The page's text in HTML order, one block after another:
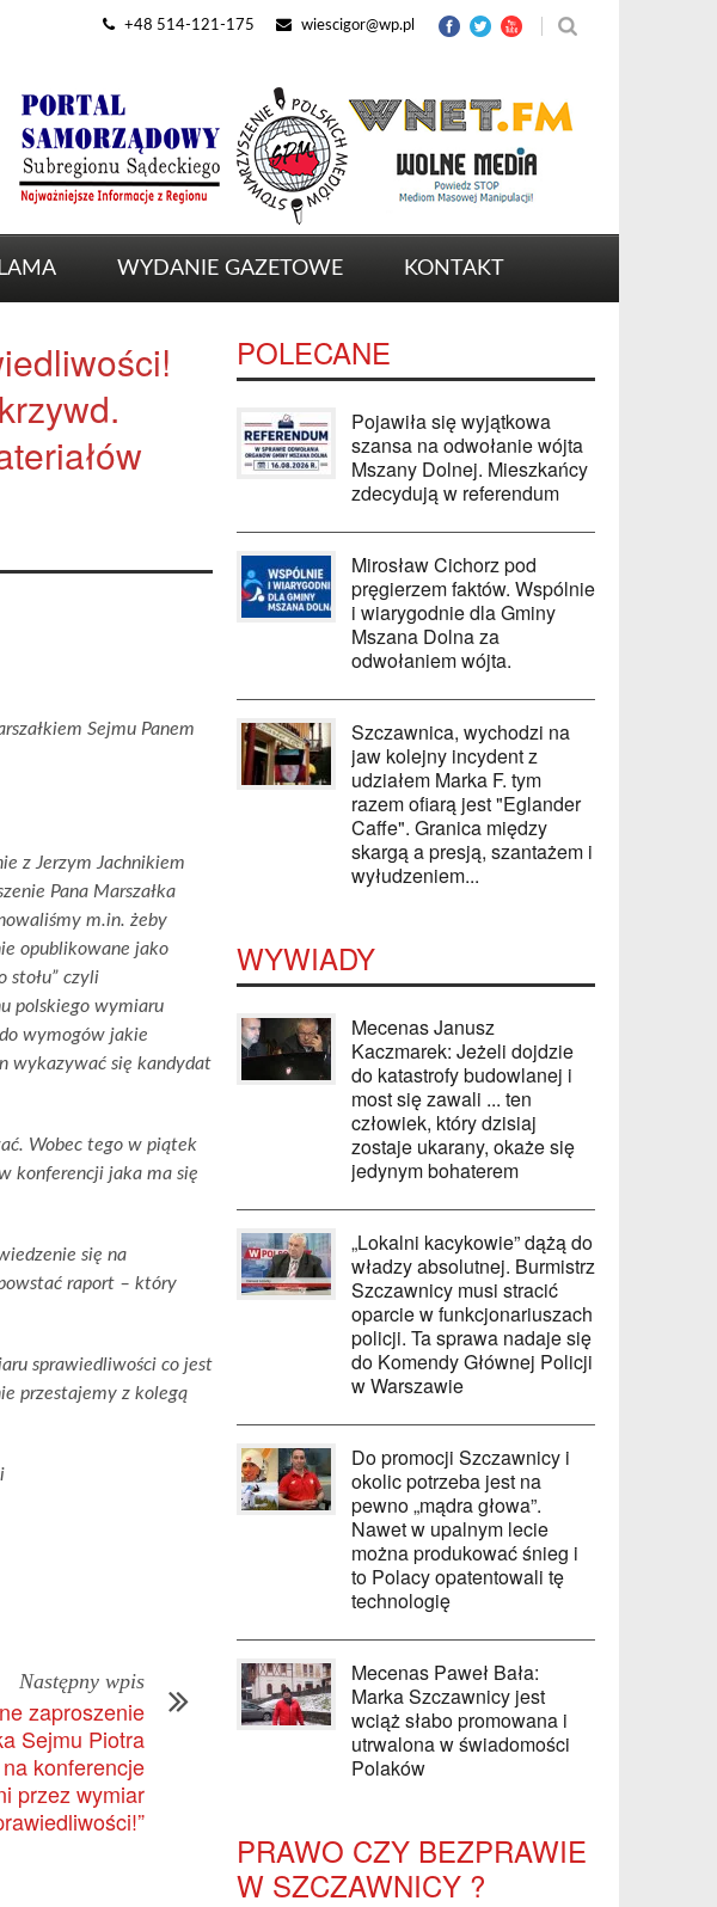
+48 514-121-175 wiescigor@wp.pl
WYDANIE GAZETOWE KONTAKT
Sejmu Panem
z Jerzym Jachnikiem
Pana Marszałka
m.in. żeby
opublikowane jako
stołu” czyli
polskiego wymiaru
wymogów jakie
wykazywać się kandydat
Wobec tego w piątek
konferencji jaka ma się
się na
raport – który
sprawiedliwości co jest
przestajemy z kolegą
Następny wpis
zaproszenie
Sejmu Piotra
konferencje
przez wymiar
POLECANE
Pojawiła się wyjątkowa
szansa na odwołanie wójta
Mszany Dolnej. Mieszkańcy
zdecydują w referendum
Mirosław Cichorz pod
pręgierzem faktów. Wspólnie
i wiarygodnie dla Gminy
Mszana Dolna za
odwołaniem wójta.
Szczawnica, wychodzi na
jaw kolejny incydent z
udziałem Marka F. tym
razem ofiarą jest "Eglander
Caffe". Granica między
skargą a presją, szantażem i
wyłudzeniem...
WYWIADY
Mecenas Janusz
Kaczmarek: Jeżeli dojdzie
do katastrofy budowlanej i
most się zawali ... ten
człowiek, który dzisiaj
zostaje ukarany, okaże się
jedynym bohaterem
„Lokalni kacykowie” dążą do
władzy absolutnej. Burmistrz
Szczawnicy musi stracić
oparcie w funkcjonariuszach
policji. Ta sprawa nadaje się
do Komendy Głównej Policji
w Warszawie
Do promocji Szczawnicy i
okolic potrzeba jest na
pewno „mądra głowa”.
Nawet w upalnym lecie
można produkować śnieg i
to Polacy opatentowali tę
technologię
Mecenas Paweł Bała:
Marka Szczawnicy jest
wciąż słabo promowana i
utrwalona w świadomości
Polaków
PRAWO CZY BEZPRAWIE
W SZCZAWNICY ?